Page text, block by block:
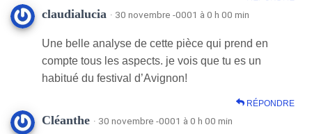
claudialucia · 30 novembre -0001 à 0 h 00 min
Une belle analyse de cette pièce qui prend en
compte tous les aspects. je vois que tu es un
habitué du festival d’Avignon!
RÉPONDRE
Cléanthe · 30 novembre -0001 à 0 h 00 min